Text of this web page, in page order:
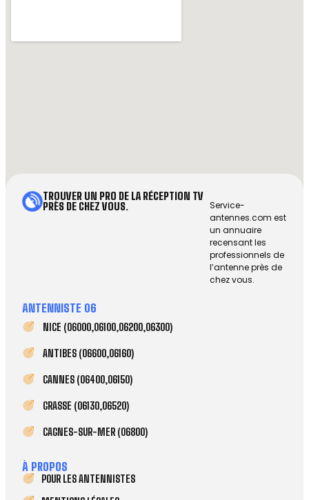
TROUVER UN PRO DE LA RÉCEPTION TV
PRÈS DE CHEZ VOUS.
Service-
antennes.com est
un annuaire
recensant les
professionnels de
l’antenne près de
chez vous.
ANTENNISTE 06
NICE (06000,06100,06200,06300)
ANTIBES (06600,06160)
CANNES (06400,06150)
GRASSE (06130,06520)
CAGNES-SUR-MER (06800)
À PROPOS
POUR LES ANTENNISTES